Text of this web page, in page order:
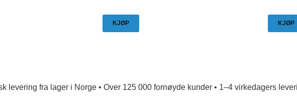
KJØP KJØP
levering fra lager i Norge • Over 125 000 fornøyde kunder • 1–4 virkedagers